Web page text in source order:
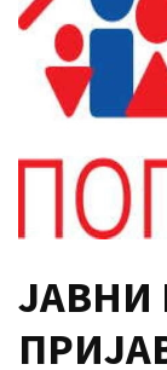
ваучере
Расписан
конкурс
стицање
коришћења
„Најбоље
Војводине“
ЈАВНИ